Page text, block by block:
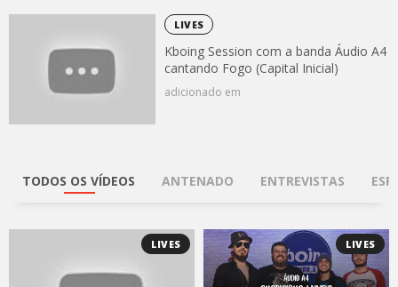
LIVES
Kboing Session com a banda Áudio A4
cantando Fogo (Capital Inicial)
adicionado em
TODOS OS VÍDEOS ANTENADO ENTREVISTAS
LIVES LIVES